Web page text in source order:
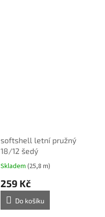
softshell letní pružný
18/12 šedý
Skladem (25,8 m)
259 Kč
Do košíku